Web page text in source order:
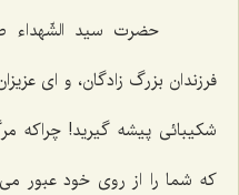
حضرت سید الشّهداء
فرزندان بزرگ زادگان، و ای
شکیبائی پیشه گیرید! چراکه
که شما را از روی خود عبور